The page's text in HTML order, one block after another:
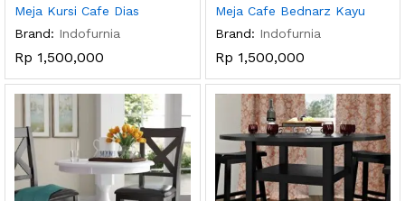
Meja Kursi Cafe Dias
Brand: Indofurnia
Rp 1,500,000
Meja Cafe Bednarz Kayu
Brand: Indofurnia
Rp 1,500,000